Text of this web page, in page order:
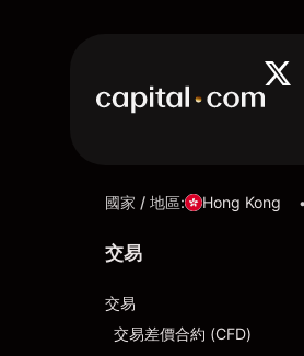
國家 / 地區: Hong Kong •
交易
交易
交易差價合約 (CFD)